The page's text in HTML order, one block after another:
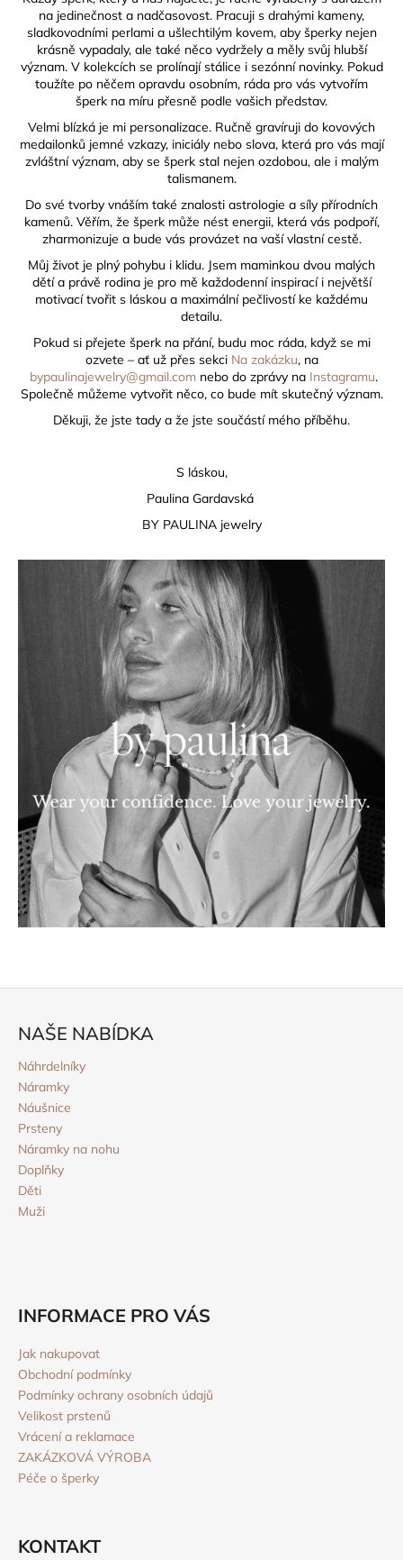
na jedinečnost a nadčasovost. Pracuji s drahými kameny,
sladkovodními perlami a ušlechtilým kovem, aby šperky nejen
krásně vypadaly, ale také něco vydržely a měly svůj hlubší
význam. V kolekcích se prolínají stálice i sezónní novinky. Pokud
toužíte po něčem opravdu osobním, ráda pro vás vytvořím
šperk na míru přesně podle vašich představ.
Velmi blízká je mi personalizace. Ručně gravíruji do kovových
medailonků jemné vzkazy, iniciály nebo slova, která pro vás mají
zvláštní význam, aby se šperk stal nejen ozdobou, ale i malým
talismanem.
Do své tvorby vnáším také znalosti astrologie a síly přírodních
kamenů. Věřím, že šperk může nést energii, která vás podpoří,
zharmonizuje a bude vás provázet na vaší vlastní cestě.
Můj život je plný pohybu i klidu. Jsem maminkou dvou malých
dětí a právě rodina je pro mě každodenní inspirací i největší
motivací tvořit s láskou a maximální pečlivostí ke každému
detailu.
Pokud si přejete šperk na přání, budu moc ráda, když se mi
ozvete – ať už přes sekci Na zakázku, na
bypaulinajewelry@gmail.comnebo do zprávy na Instagramu.
Společně můžeme vytvořit něco, co bude mít skutečný význam.
Děkuji, že jste tady a že jste součástí mého příběhu.
S láskou,
Paulina Gardavská
BY PAULINA jewelry
e
NAŠE NABÍDKA
Náhrdelníky
Náramky
Náušnice
Prsteny
Náramky na nohu
Doplňky
Děti
Muži
INFORMACE PRO VÁS
Jak nakupovat
Obchodní podmínky
Podmínky ochrany osobních údajů
Velikost prstenů
Vrácení a reklamace
ZAKÁZKOVÁ VÝROBA
Péče o šperky
KONTAKT